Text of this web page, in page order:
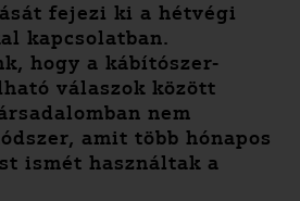
fejezi ki a hétvégi
kapcsolatban.
hogy a kábítószer-
válaszok között
nem
amit több hónapos
ismét használtak a